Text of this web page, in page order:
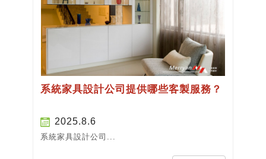
系統家具設計公司提供哪些客製服務？
2025.8.6
系統家具設計公司...